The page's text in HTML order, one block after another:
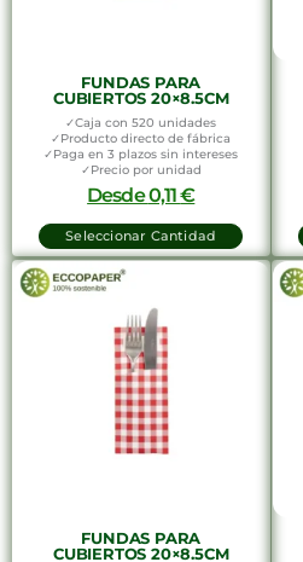
FUNDAS PARA
CUBIERTOS 20×8.5CM
✓Caja con 520 unidades
✓Producto directo de fábrica
✓Paga en 3 plazos sin intereses
✓Precio por unidad
Desde0,11€
Seleccionar Cantidad
FUNDAS PARA
CUBIERTOS 20×8.5CM